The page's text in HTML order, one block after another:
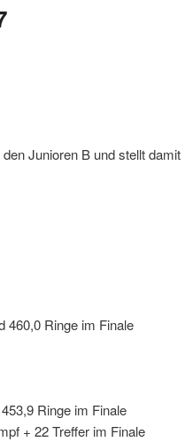
Junioren B und stellt damit
460,0 Ringe im Finale
Ringe im Finale
+ 22 Treffer im Finale